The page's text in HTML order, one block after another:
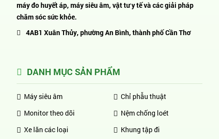
máy đo huyết áp, máy siêu âm, vật tư y tế và các giải pháp
chăm sóc sức khỏe.
4AB1 Xuân Thủy, phường An Bình, thành phố Cần Thơ
DANH MỤC SẢN PHẨM
Máy siêu âm
Monitor theo dõi
Xe lăn các loại
Chỉ phẫu thuật
Nệm chống loét
Khung tập đi